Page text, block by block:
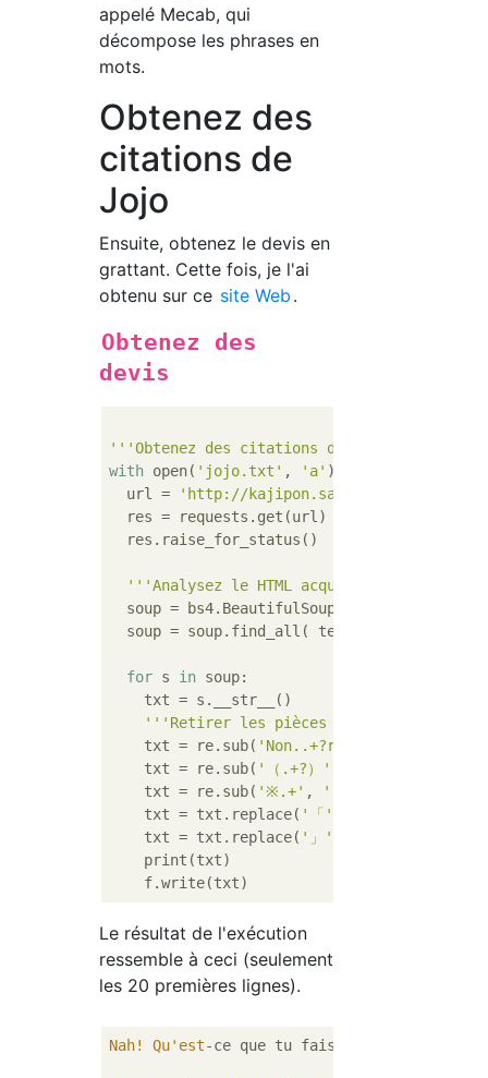
appelé Mecab, qui
décompose les phrases en
mots.
Obtenez des
citations de
Jojo
Ensuite, obtenez le devis en
grattant. Cette fois, je l'ai
obtenu sur ce site Web .
Obtenez des
devis
'''Obtenez des citations de Jojo'''
with open( 'jojo.txt' , 'a' )
  url =
'http://kajipon.sakura.ne.jp/art/
  res = requests.get(url)
  res.raise_for_status()
'''Analysez le HTML acquis et
  soup = bs4.BeautifulSoup(res.content,
  soup = soup.find_all( text=re.compile(
for s in soup:
    txt = s.__str__()
'''Retirer les pièces
    txt = re.sub(
'Non..+?rouleau'
    txt = re.sub(
'（.+?）'
    txt = re.sub(
'※.+' , ''
    txt = txt.replace(
'「'
    txt = txt.replace(
'」'
    print(txt)
Le résultat de l'exécution
ressemble à ceci (seulement
les 20 premières lignes).
Nah! Qu'est-ce que tu fais!